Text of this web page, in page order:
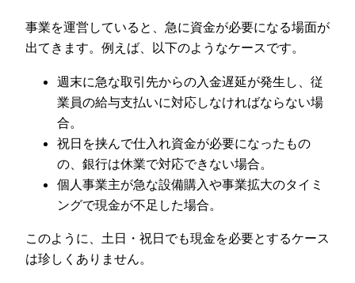
事業を運営していると、急に資金が必要になる場面が
出てきます。例えば、以下のようなケースです。
週末に急な取引先からの入金遅延が発生し、従
業員の給与支払いに対応しなければならない場
合。
祝日を挟んで仕入れ資金が必要になったもの
の、銀行は休業で対応できない場合。
個人事業主が急な設備購入や事業拡大のタイミ
ングで現金が不足した場合。
このように、土日・祝日でも現金を必要とするケース
は珍しくありません。